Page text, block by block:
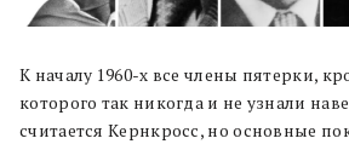
К началу 1960-х все члены пятерки,
которого так никогда и не узнали
считается Кернкросс, но основные